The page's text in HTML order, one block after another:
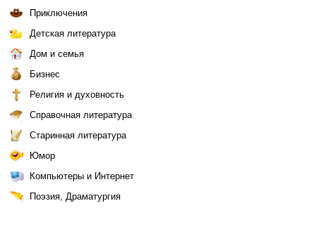
Приключения
Детская литература
Дом и семья
Бизнес
Религия и духовность
Справочная литература
Старинная литература
Юмор
Компьютеры и Интернет
Поэзия, Драматургия